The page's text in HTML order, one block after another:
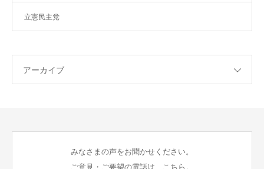
立憲民主党
アーカイブ
みなさまの声をお聞かせください。
ご意見・ご要望の電話は、こちら。